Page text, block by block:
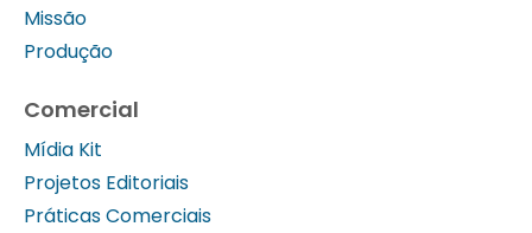
Missão
Produção
Comercial
Mídia Kit
Projetos Editoriais
Práticas Comerciais